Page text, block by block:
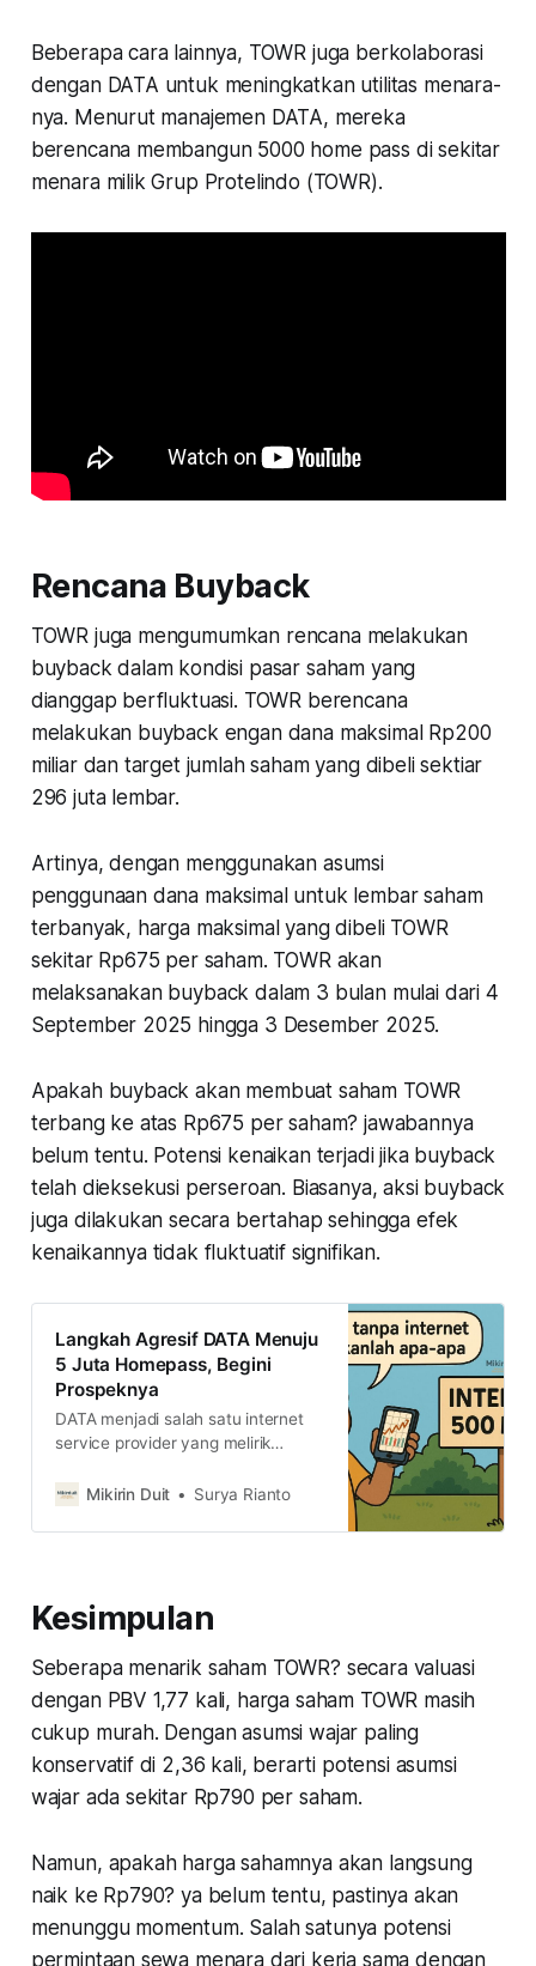
Beberapa cara lainnya, TOWR juga berkolaborasi
dengan DATA untuk meningkatkan utilitas menara-
nya. Menurut manajemen DATA, mereka
berencana membangun 5000 home pass di sekitar
menara milik Grup Protelindo (TOWR).
Rencana Buyback
TOWR juga mengumumkan rencana melakukan
buyback dalam kondisi pasar saham yang
dianggap berfluktuasi. TOWR berencana
melakukan buyback engan dana maksimal Rp200
miliar dan target jumlah saham yang dibeli sektiar
296 juta lembar.
Artinya, dengan menggunakan asumsi
penggunaan dana maksimal untuk lembar saham
terbanyak, harga maksimal yang dibeli TOWR
sekitar Rp675 per saham. TOWR akan
melaksanakan buyback dalam 3 bulan mulai dari 4
September 2025 hingga 3 Desember 2025.
Apakah buyback akan membuat saham TOWR
terbang ke atas Rp675 per saham? jawabannya
belum tentu. Potensi kenaikan terjadi jika buyback
telah dieksekusi perseroan. Biasanya, aksi buyback
juga dilakukan secara bertahap sehingga efek
kenaikannya tidak fluktuatif signifikan.
Langkah Agresif DATA Menuju
5 Juta Homepass, Begini
Prospeknya
DATA menjadi salah satu internet
service provider yang melirik
untuk segmen menengah ke
prospek ke depannya?
Mikirin Duit Surya Rianto
Kesimpulan
Seberapa menarik saham TOWR? secara valuasi
dengan PBV 1,77 kali, harga saham TOWR masih
cukup murah. Dengan asumsi wajar paling
konservatif di 2,36 kali, berarti potensi asumsi
wajar ada sekitar Rp790 per saham.
Namun, apakah harga sahamnya akan langsung
naik ke Rp790? ya belum tentu, pastinya akan
menunggu momentum. Salah satunya potensi
permintaan sewa menara dari kerja sama dengan